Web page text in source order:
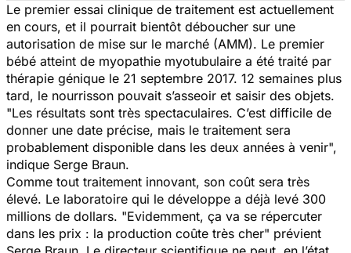
Le premier essai clinique de traitement est actuellement
en cours, et il pourrait bientôt déboucher sur une
autorisation de mise sur le marché (AMM). Le premier
bébé atteint de myopathie myotubulaire a été traité par
thérapie génique le 21 septembre 2017. 12 semaines plus
tard, le nourrisson pouvait s’asseoir et saisir des objets.
"Les résultats sont très spectaculaires. C’est difficile de
donner une date précise, mais le traitement sera
probablement disponible dans les deux années à venir",
indique Serge Braun.
Comme tout traitement innovant, son coût sera très
élevé. Le laboratoire qui le développe a déjà levé 300
millions de dollars. "Evidemment, ça va se répercuter
dans les prix : la production coûte très cher" prévient